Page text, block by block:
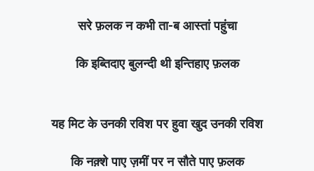
सरे फ़लक न कभी ता-ब आस्तां पहुंचा
कि इब्तिदाए बुलन्दी थी इन्तिहाए फ़लक
यह मिट के उनकी रविश पर हुवा खुद उनकी रविश
कि नक़्शे पाए ज़मीं पर न सौते पाए फ़लक